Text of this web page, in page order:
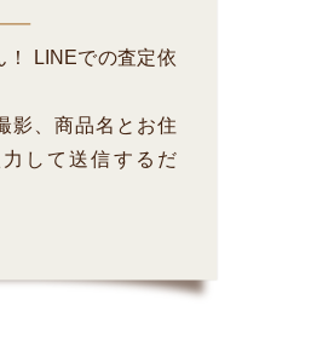
！ LINEでの査定依
影、商品名とお住
して送信するだ